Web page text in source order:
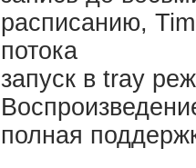
расписанию,
потока
запуск в tray
полная